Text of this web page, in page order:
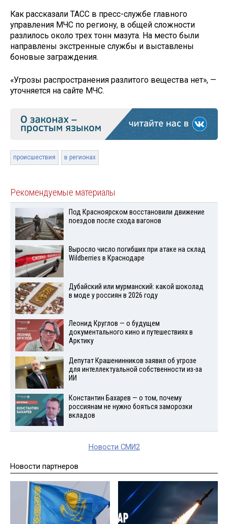
Как рассказали ТАСС в пресс-службе главного
управления МЧС по региону, в общей сложности
разлилось около трех тонн мазута. На место были
направлены экстренные службы и выставлены
боновые заграждения.
«Угрозы распространения разлитого вещества нет», —
уточняется на сайте МЧС.
происшествия в регионах
Рекомендуемые материалы
Под Красноярском восстановили движение
поездов после схода вагонов
Выросло число погибших при атаке на склад
Wildberries в Краснодаре
Дубайский или мурманский: какой шоколад
в моде у россиян в 2026 году
Леонид Круглов — о будущем
документального кино и путешествиях в
Арктику
Депутат Крашенинников заявил об угрозе
для интеллектуальной собственности из-за
ИИ
Константин Бахарев — о том, почему
россиянам не нужно бояться заморозки
вкладов
Новости СМИ2
Новости партнеров